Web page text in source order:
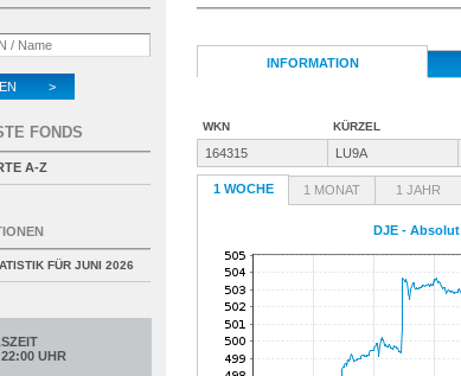
INFORMATION
WKN KÜRZEL
164315 LU9A
1 WOCHE 1 MONAT 1 JAHR
DJE - Absolut
>
FONDS
A-Z
FÜR JUNI 2026
UHR